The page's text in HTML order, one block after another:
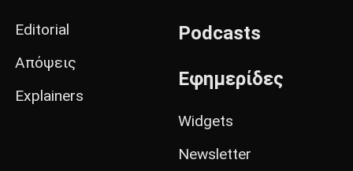
Editorial
Απόψεις
Explainers
Podcasts
Εφημερίδες
Widgets
Newsletter